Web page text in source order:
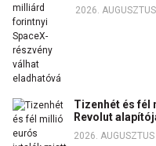
2026.
Tizenhét és fél
Revolut
2026. AUGUSZTUS